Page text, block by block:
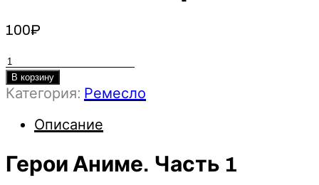
100₽
Количество
товара
Герои
Часть
-
2023
В корзину
Категория: Ремесло
Описание
Герои Аниме. Часть 1